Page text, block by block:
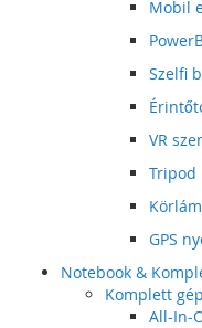
Mobil
Szelfi
VR
Tripod
GPS
Notebook &
Komplett
All-In-